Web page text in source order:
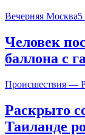
Вечерняя Москва5
Человек
баллона с
Происшествия —
Раскрыто
Таиланде